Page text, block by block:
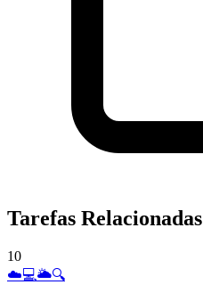
Tarefas Relacionadas
10
☁️💻🌥️🔍